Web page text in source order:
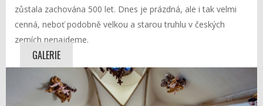
zůstala zachována 500 let. Dnes je prázdná, ale i tak velmi
cenná, neboť podobně velkou a starou truhlu v českých
zemích nenajdeme.
GALERIE